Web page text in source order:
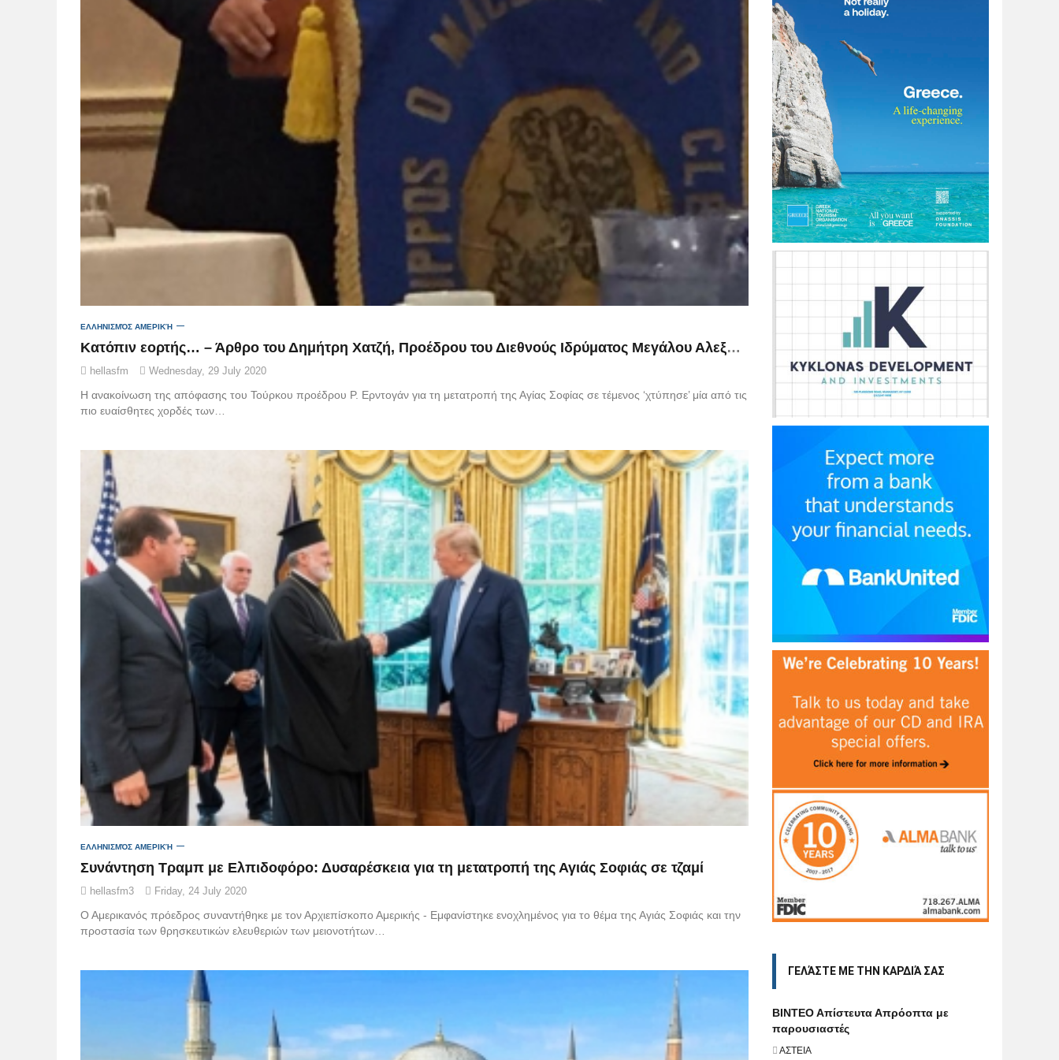
ΕΛΛΗΝΙΣΜΌΣ ΑΜΕΡΙΚΉ
Κατόπιν εορτής… – Άρθρο του Δημήτρη Χατζή, Προέδρου του Διεθνούς Ιδρύματος Μεγάλου Αλεξάνδρου
hellasfm Wednesday, 29 July 2020
Η ανακοίνωση της απόφασης του Τούρκου προέδρου Ρ. Ερντογάν για τη μετατροπή της Αγίας Σοφίας σε τέμενος ‘χτύπησε’ μία από τις
πιο ευαίσθητες χορδές των…
ΕΛΛΗΝΙΣΜΌΣ ΑΜΕΡΙΚΉ
Συνάντηση Τραμπ με Ελπιδοφόρο: Δυσαρέσκεια για τη μετατροπή της Αγιάς Σοφιάς σε τζαμί
hellasfm3 Friday, 24 July 2020
Ο Αμερικανός πρόεδρος συναντήθηκε με τον Αρχιεπίσκοπο Αμερικής - Εμφανίστηκε ενοχλημένος για το θέμα της Αγιάς Σοφιάς και την
προστασία των θρησκευτικών ελευθεριών των μειονοτήτων…
ΓΕΛΆΣΤΕ ΜΕ ΤΗΝ ΚΑΡΔΙΆ ΣΑΣ
BINTEO Aπίστευτα Απρόοπτα με
παρουσιαστές
ΑΣΤΕΙΑ